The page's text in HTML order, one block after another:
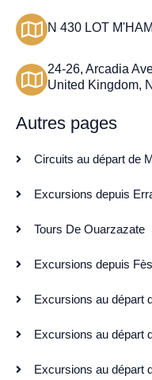
N 430 LOT
24-26, Arcadia
United Kingdom,
Autres pages
Circuits au départ de
Excursions depuis
Tours De Ouarzazate
Excursions depuis Fès
Excursions au départ
Excursions au départ
Excursions au départ